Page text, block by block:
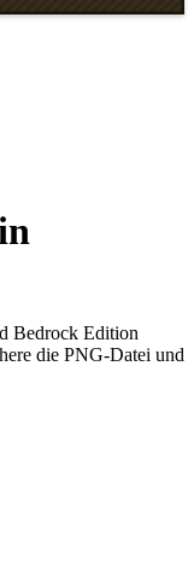
Bedrock Edition
die PNG-Datei und